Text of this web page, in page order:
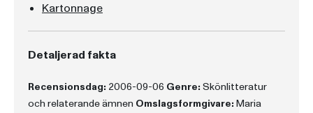
Kartonnage
Detaljerad fakta
Recensionsdag: 2006-09-06 Genre: Skönlitteratur
och relaterande ämnen Omslagsformgivare: Maria